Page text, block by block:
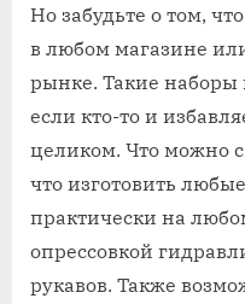
Но забудьте о том,
в любом магазине
рынке. Такие
если кто-то и
целиком. Что можно
что изготовить
практически на
опрессовкой
рукавов. Также